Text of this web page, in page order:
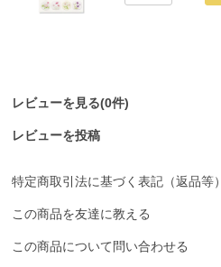
レビューを見る(0件)
レビューを投稿
特定商取引法に基づく表記（返品等）
この商品を友達に教える
この商品について問い合わせる